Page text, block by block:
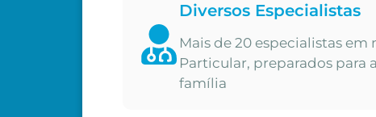
Diversos Especialistas
Mais de 20 especialistas em
Particular, preparados para
família